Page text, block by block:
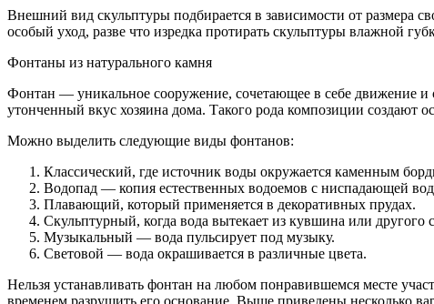
Внешний вид скульптуры подбирается в зависимости от размера
особый уход, разве что изредка протирать скульптуры влажной
Фонтаны из натурального камня
Фонтан — уникальное сооружение, сочетающее в себе движение
утонченный вкус хозяина дома. Такого рода композиции создают
Можно выделить следующие виды фонтанов:
Классический, где источник воды окружается каменным
Водопад — копия естественных водоемов с ниспадающей
Плавающий, который применяется в декоративных прудах.
Скульптурный, когда вода вытекает из кувшина или другого
Музыкальный — вода пульсирует под музыку.
Световой — вода окрашивается в различные цвета.
Нельзя устанавливать фонтан на любом понравившемся месте